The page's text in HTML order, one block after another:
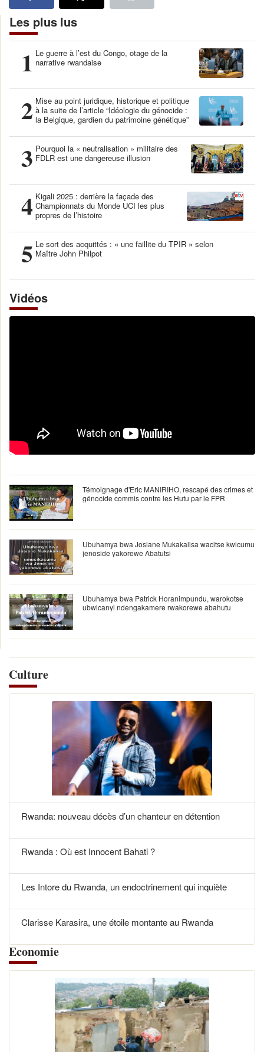
Les plus lus
1 Le guerre à l’est du Congo, otage de la
narrative rwandaise
2 Mise au point juridique, historique et politique
à la suite de l’article “Idéologie du génocide :
la Belgique, gardien du patrimoine génétique”
3 Pourquoi la « neutralisation » militaire des
FDLR est une dangereuse illusion
4 Kigali 2025 : derrière la façade des
Championnats du Monde UCI les plus
propres de l’histoire
5 Le sort des acquittés : « une faillite du TPIR » selon
Maître John Philpot
Vidéos
Témoignage d'Eric MANIRIHO, rescapé des crimes et
génocide commis contre les Hutu par le FPR
Ubuhamya bwa Josiane Mukakalisa wacitse kwicumu
jenoside yakorewe Abatutsi
Ubuhamya bwa Patrick Horanimpundu, warokotse
ubwicanyi ndengakamere rwakorewe abahutu
Culture
Rwanda: nouveau décès d’un chanteur en détention
Rwanda : Où est Innocent Bahati ?
Les Intore du Rwanda, un endoctrinement qui inquiète
Clarisse Karasira, une étoile montante au Rwanda
Economie